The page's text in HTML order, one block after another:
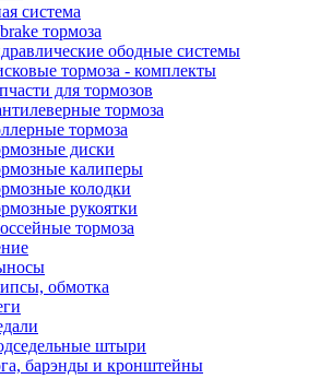
система
тормоза
ободные системы
тормоза - комплекты
для тормозов
тормоза
тормоза
диски
калиперы
колодки
рукоятки
тормоза
обмотка
штыри
барэнды и кронштейны